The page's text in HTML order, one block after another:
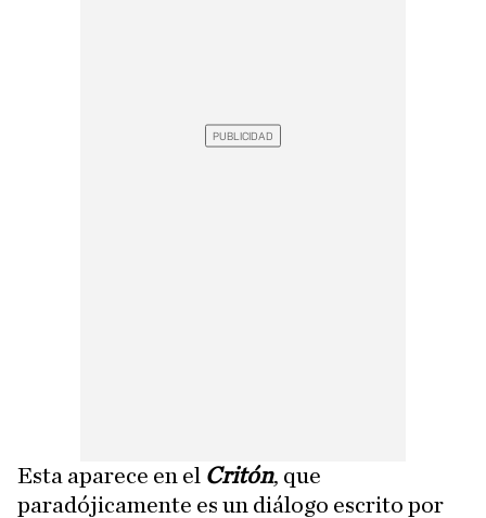
Esta aparece en el Critón, que
paradójicamente es un diálogo escrito por